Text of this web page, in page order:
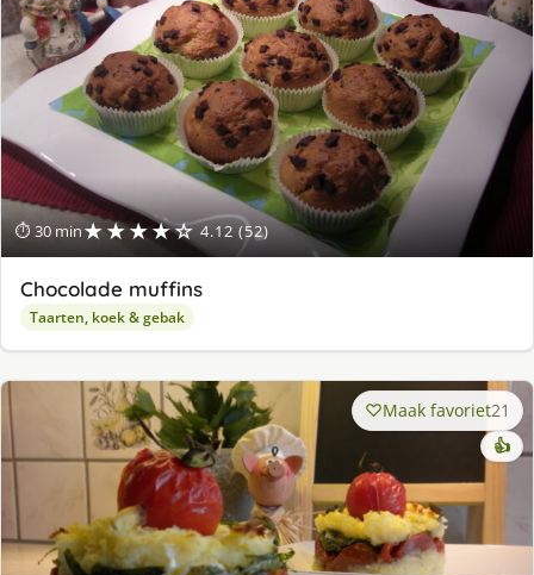
⏱ 30 min★★★★☆ 4.12 (52)
Chocolade muffins
Taarten, koek & gebak
Maak favoriet21
👍